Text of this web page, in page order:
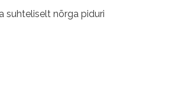
suhteliselt nõrga piduri